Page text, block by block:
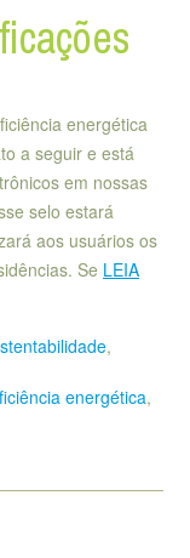
energética
a seguir e está
em nossas
selo estará
aos usuários os
Se LEIA
,
energética,